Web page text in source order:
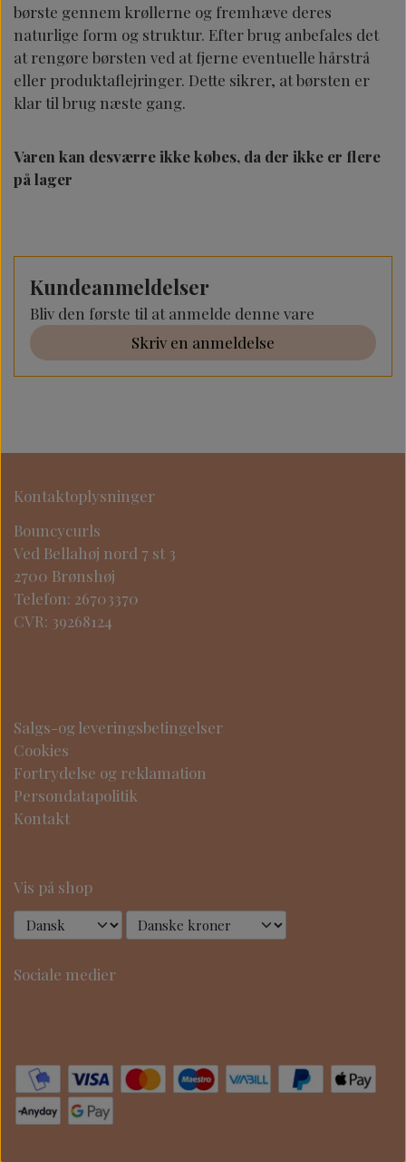
børste gennem krøllerne og fremhæve deres
naturlige form og struktur. Efter brug anbefales det
at rengøre børsten ved at fjerne eventuelle hårstrå
eller produktaflejringer. Dette sikrer, at børsten er
klar til brug næste gang.
Varen kan desværre ikke købes, da der ikke er flere
på lager
Kundeanmeldelser
Bliv den første til at anmelde denne vare
Skriv en anmeldelse
Kontaktoplysninger
Bouncycurls
Ved Bellahøj nord 7 st 3
2700 Brønshøj
Telefon: 26703370
CVR: 39268124
Salgs-og leveringsbetingelser
Cookies
Fortrydelse og reklamation
Persondatapolitik
Kontakt
Vis på shop
Sociale medier